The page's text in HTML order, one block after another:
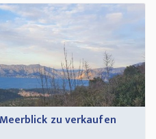
zu verkaufen